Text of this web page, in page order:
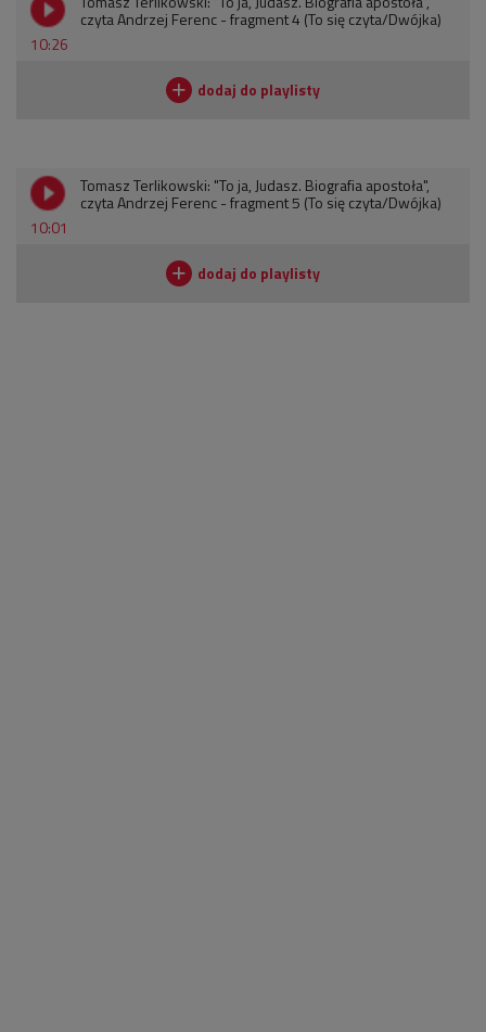
10:26
czyta Andrzej Ferenc - fragment 4 (To się czyta/Dwójka)
10:01
Tomasz Terlikowski: "To ja, Judasz. Biografia apostoła",
czyta Andrzej Ferenc - fragment 5 (To się czyta/Dwójka)